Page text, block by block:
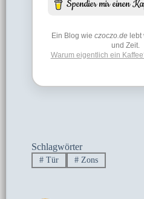
Ein Blog wie czoczo.delebt
und Zeit.
Warum eigentlich ein
Schlagwörter
#Tür #Zons